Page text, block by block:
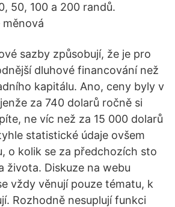
50, 100 a 200 randů.
měnová
sazby způsobují, že je pro
dluhové financování než
kapitálu. Ano, ceny byly v
za 740 dolarů ročně si
ne víc než za 15 000 dolarů
statistické údaje ovšem
o kolik se za předchozích sto
života. Diskuze na webu
vždy věnují pouze tématu, k
Rozhodně nesuplují funkci